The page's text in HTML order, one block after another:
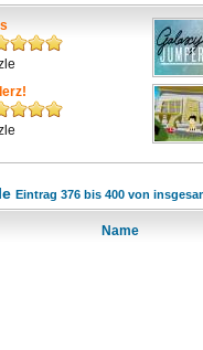
Eintrag 376 bis 400 von
Name